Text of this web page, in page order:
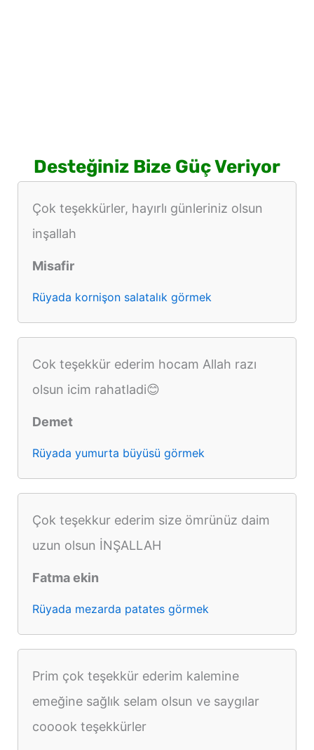
Desteğiniz Bize Güç Veriyor
Çok teşekkürler, hayırlı günleriniz olsun
inşallah
Misafir
Rüyada kornişon salatalık görmek
Cok teşekkür ederim hocam Allah razı
olsun icim rahatladi😊
Demet
Rüyada yumurta büyüsü görmek
Çok teşekkur ederim size ömrünüz daim
uzun olsun İNŞALLAH
Fatma ekin
Rüyada mezarda patates görmek
Prim çok teşekkür ederim kalemine
emeğine sağlık selam olsun ve saygılar
cooook teşekkürler